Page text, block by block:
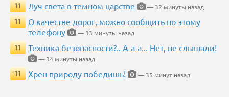
11
Луч света в темном царстве
— 32 минуты назад
11
О качестве дорог, можно сообщить по этому
телефону
— 33 минуты назад
11
Техника безопасности?.. А-а-а... Нет, не слышали!
— 34 минуты назад
11
Хрен природу победишь! — 35 минут назад